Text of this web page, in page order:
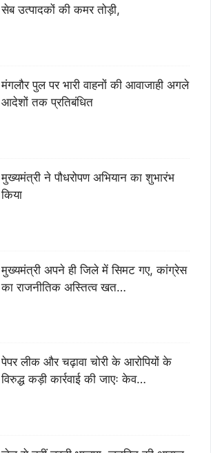
सेब उत्पादकों की कमर तोड़ी,
मंगलौर पुल पर भारी वाहनों की आवाजाही अगले
आदेशों तक प्रतिबंधित
मुख्यमंत्री ने पौधरोपण अभियान का शुभारंभ
किया
मुख्यमंत्री अपने ही जिले में सिमट गए, कांग्रेस
का राजनीतिक अस्तित्व खत…
पेपर लीक और चढ़ावा चोरी के आरोपियों के
विरुद्ध कड़ी कार्रवाई की जाएः केव…